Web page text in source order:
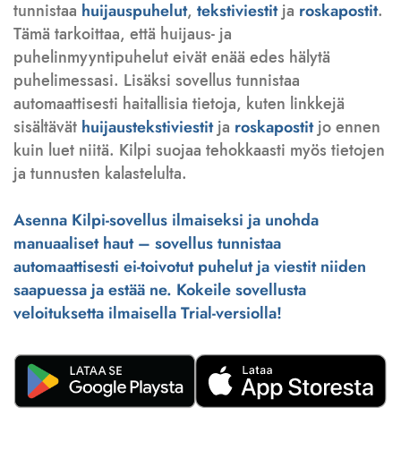
tunnistaa huijauspuhelut, tekstiviestitja roskapostit.
Tämä tarkoittaa, että huijaus- ja
puhelinmyyntipuhelut eivät enää edes hälytä
puhelimessasi. Lisäksi sovellus tunnistaa
automaattisesti haitallisia tietoja, kuten linkkejä
sisältävät huijaustekstiviestitja roskapostitjo ennen
kuin luet niitä. Kilpi suojaa tehokkaasti myös tietojen
ja tunnusten kalastelulta.
Asenna Kilpi-sovellus ilmaiseksi ja unohda
manuaaliset haut – sovellus tunnistaa
automaattisesti ei-toivotut puhelut ja viestit niiden
saapuessa ja estää ne. Kokeile sovellusta
veloituksetta ilmaisella Trial-versiolla!